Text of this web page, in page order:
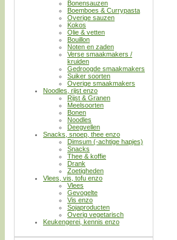
Bonensauzen
Boemboes & Currypasta
Overige sauzen
Kokos
Olie & vetten
Bouillon
Noten en zaden
Verse smaakmakers /
kruiden
Gedroogde smaakmakers
Suiker soorten
Overige smaakmakers
Noodles, rijst enzo
Rijst & Granen
Meelsoorten
Bonen
Noodles
Deegvellen
Snacks, snoep, thee enzo
Dimsum (-achtige hapjes)
Snacks
Thee & koffie
Drank
Zoetigheden
Vlees, vis, tofu enzo
Vlees
Gevogelte
Vis enzo
Sojaproducten
Overig vegetarisch
Keukengerei, kennis enzo